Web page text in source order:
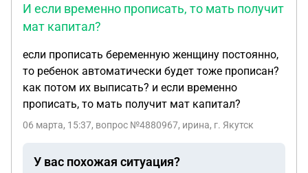
И если временно прописать, то мать получит
мат капитал?
если прописать беременную женщину постоянно,
то ребенок автоматически будет тоже прописан?
как потом их выписать? и если временно
прописать, то мать получит мат капитал?
06 марта, 15:37, вопрос №4880967, ирина, г. Якутск
У вас похожая ситуация?